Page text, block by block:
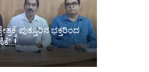
ಪುತ್ತೂರಿನ ಭಕ್ತರಿಂದ